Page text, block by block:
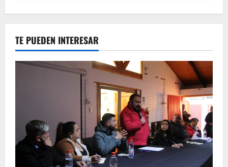
TE PUEDEN INTERESAR